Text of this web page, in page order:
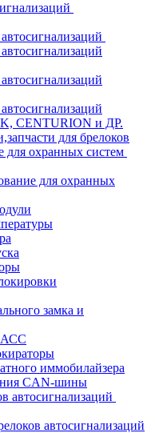
CENTURION и ДР.
для брелоков
для охранных систем
для охранных
замка и
иммобилайзера
CAN-шины
автосигнализаций
автосигнализаций